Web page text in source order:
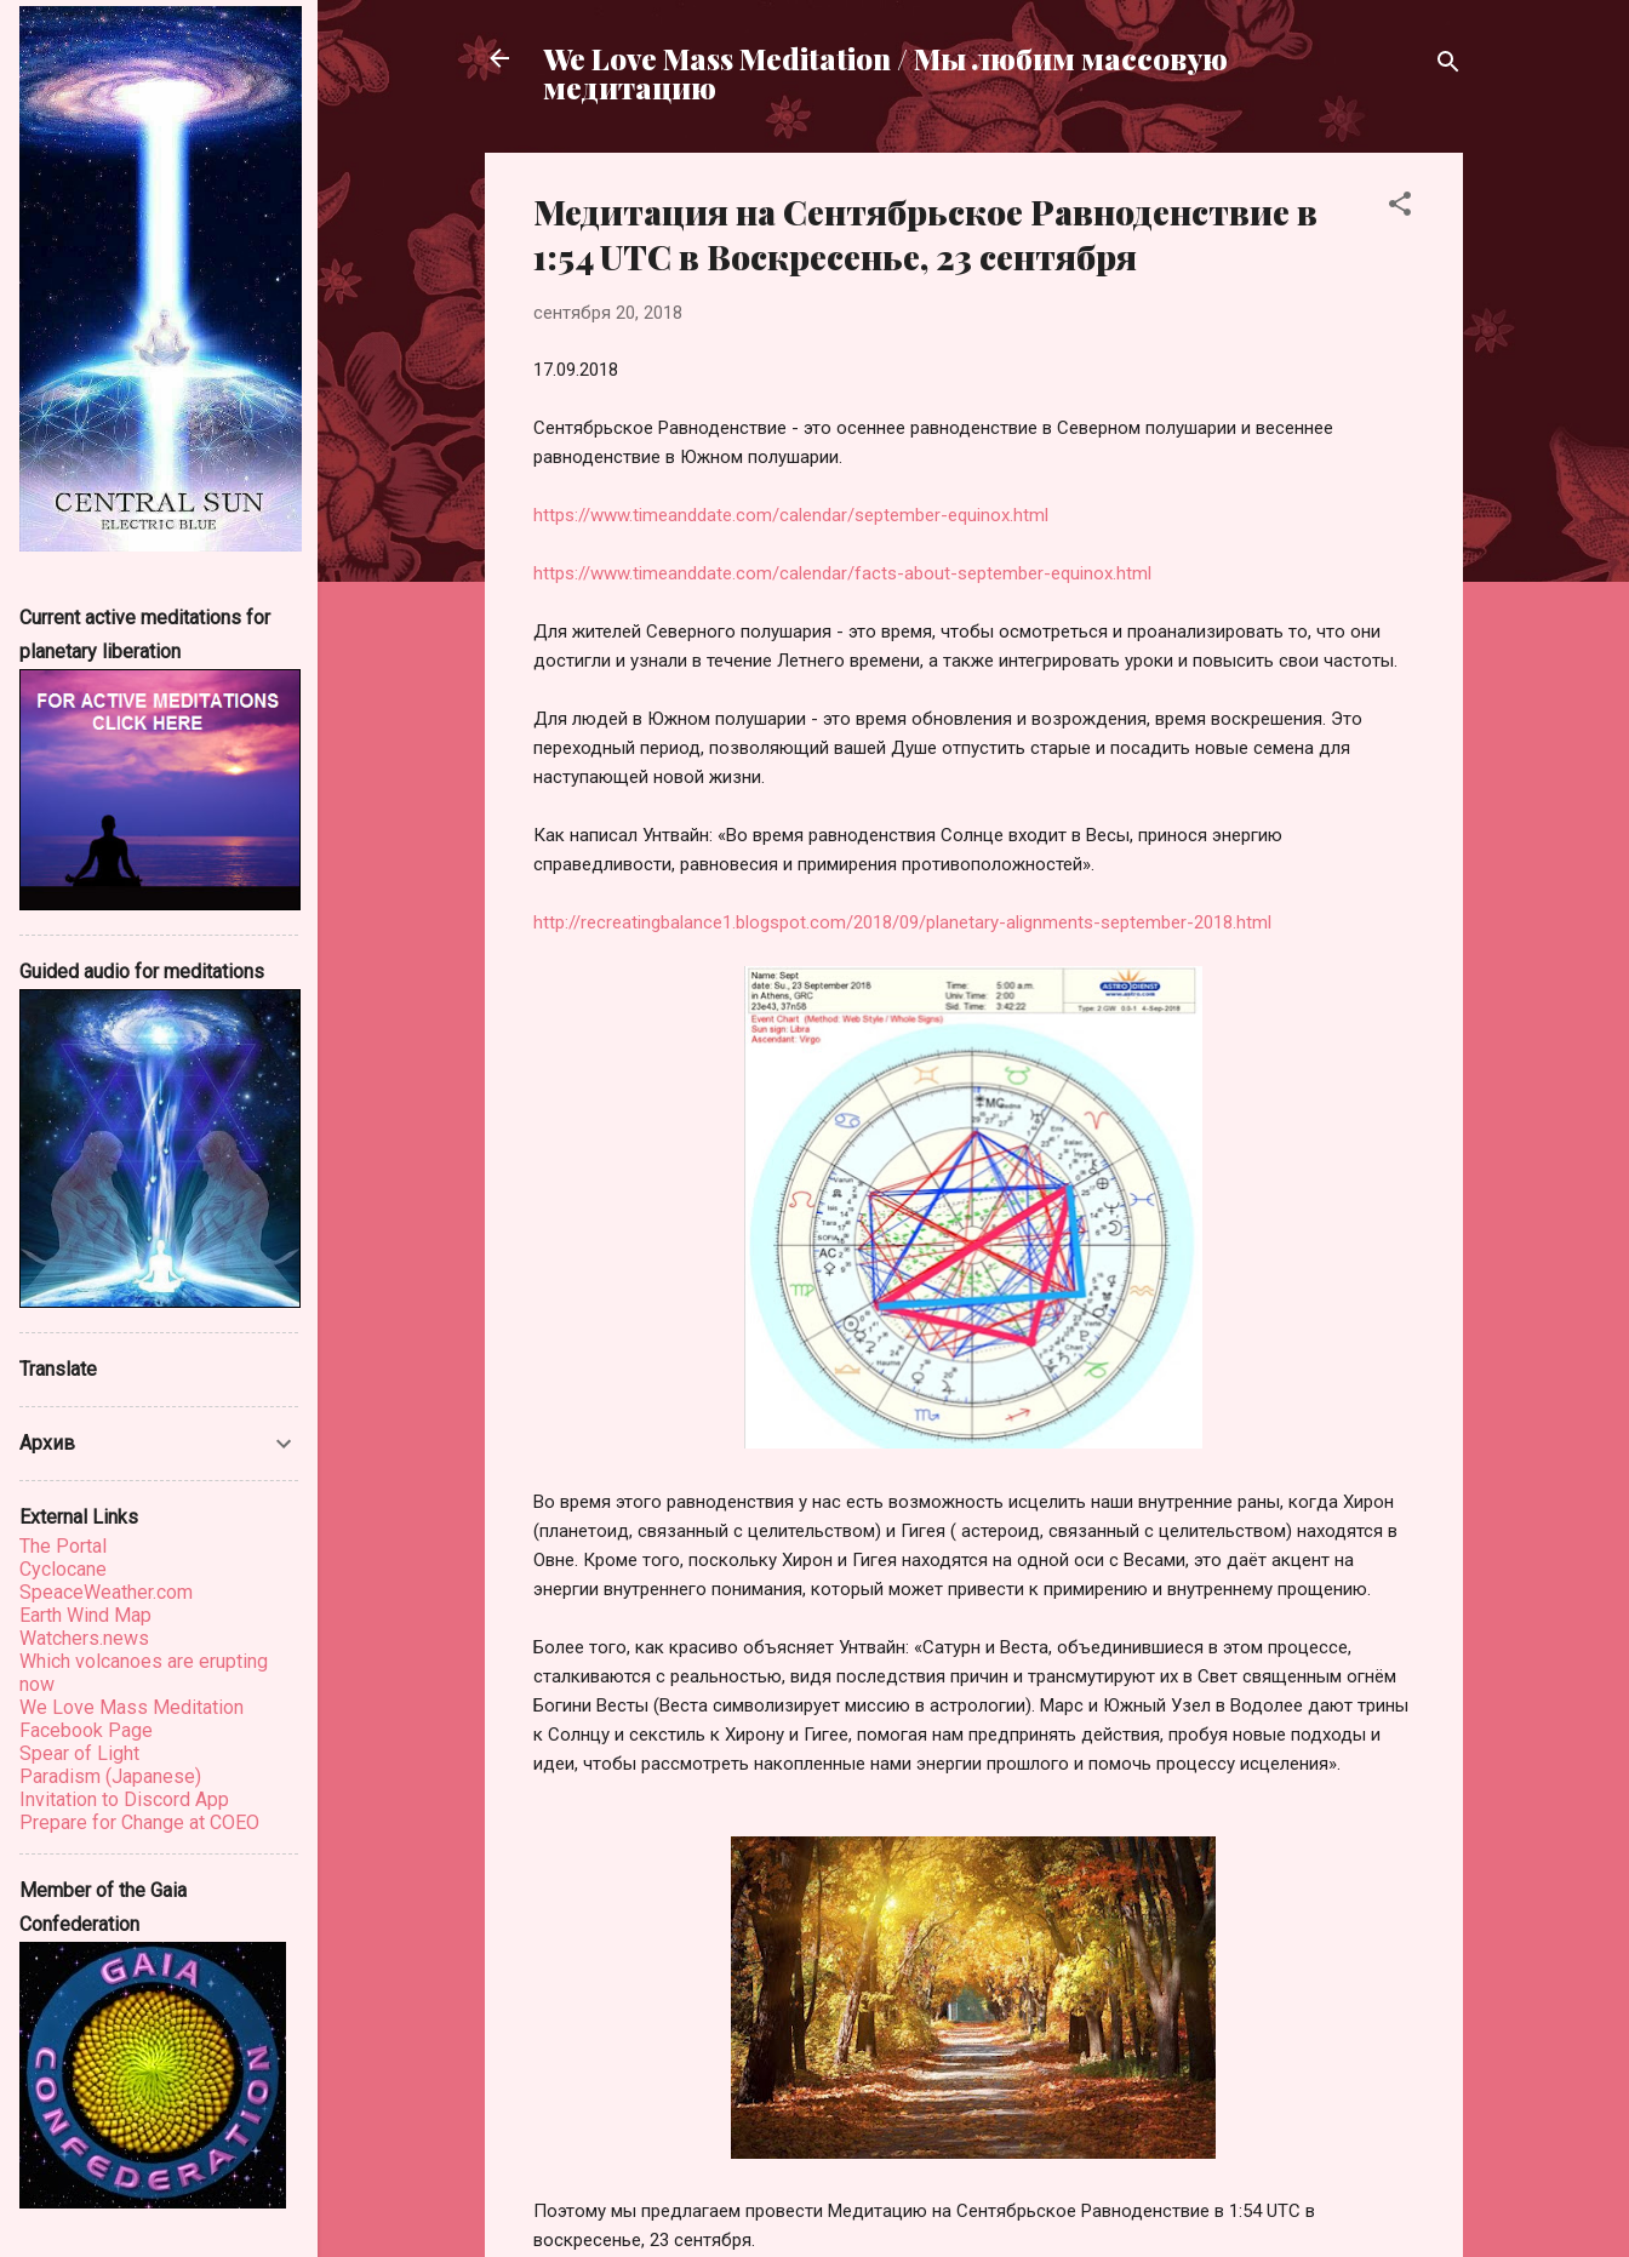
We Love Mass Meditation / Мы любим массовую
медитацию
Медитация на Сентябрьское Равноденствие в
1:54 UTC в Воскресенье, 23 сентября
сентября 20, 2018
17.09.2018
Сентябрьское Равноденствие - это осеннее равноденствие в Северном полушарии и весеннее
равноденствие в Южном полушарии.
https://www.timeanddate.com/calendar/september-equinox.html
https://www.timeanddate.com/calendar/facts-about-september-equinox.html
Для жителей Северного полушария - это время, чтобы осмотреться и проанализировать то, что они
достигли и узнали в течение Летнего времени, а также интегрировать уроки и повысить свои частоты.
Для людей в Южном полушарии - это время обновления и возрождения, время воскрешения. Это
переходный период, позволяющий вашей Душе отпустить старые и посадить новые семена для
наступающей новой жизни.
Как написал Унтвайн: «Во время равноденствия Солнце входит в Весы, принося энергию
справедливости, равновесия и примирения противоположностей».
http://recreatingbalance1.blogspot.com/2018/09/planetary-alignments-september-2018.html
Во время этого равноденствия у нас есть возможность исцелить наши внутренние раны, когда Хирон
(планетоид, связанный с целительством) и Гигея ( астероид, связанный с целительством) находятся в
Овне. Кроме того, поскольку Хирон и Гигея находятся на одной оси с Весами, это даёт акцент на
энергии внутреннего понимания, который может привести к примирению и внутреннему прощению.
Более того, как красиво объясняет Унтвайн: «Сатурн и Веста, объединившиеся в этом процессе,
сталкиваются с реальностью, видя последствия причин и трансмутируют их в Свет священным огнём
Богини Весты (Веста символизирует миссию в астрологии). Марс и Южный Узел в Водолее дают трины
к Солнцу и секстиль к Хирону и Гигее, помогая нам предпринять действия, пробуя новые подходы и
идеи, чтобы рассмотреть накопленные нами энергии прошлого и помочь процессу исцеления».
Поэтому мы предлагаем провести Медитацию на Сентябрьское Равноденствие в 1:54 UTC в
воскресенье, 23 сентября.
Current active meditations for
planetary liberation
Guided audio for meditations
Translate
Архив
External Links
The Portal
Cyclocane
SpeaceWeather.com
Earth Wind Map
Watchers.news
Which volcanoes are erupting
now
We Love Mass Meditation
Facebook Page
Spear of Light
Paradism (Japanese)
Invitation to Discord App
Prepare for Change at COEO
Member of the Gaia
Confederation